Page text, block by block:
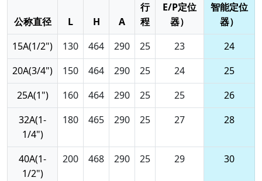
公称直径 L H A
行
程
E/P定位
器）
智能定位
器）
15A(1/2")
130 464 290 25 23
24
20A(3/4")
150 464 290 25 24
25
25A(1")
160 464 290 25 25
26
32A(1-
1/4")
180 465 290 25 27 28
40A(1-
1/2")
200 468 290 25 29 30